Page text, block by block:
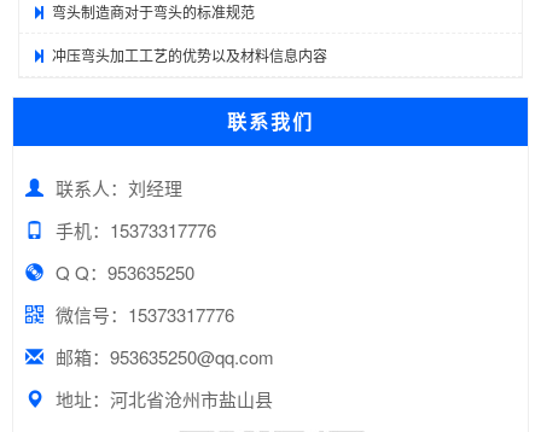
弯头制造商对于弯头的标准规范
冲压弯头加工工艺的优势以及材料信息内容
联系我们
联系人：刘经理
手机：15373317776
Q Q：953635250
微信号：15373317776
邮箱：953635250@qq.com
地址：河北省沧州市盐山县